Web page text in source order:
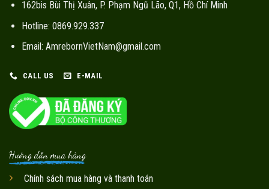
162bis Bùi Thị Xuân, P. Phạm Ngũ Lão, Q1, Hồ Chí Minh
Hotline: 0869.929.337
Email: AmrebornVietNam@gmail.com
CALL US E-MAIL
Hướng dẫn mua hàng
Chính sách mua hàng và thanh toán